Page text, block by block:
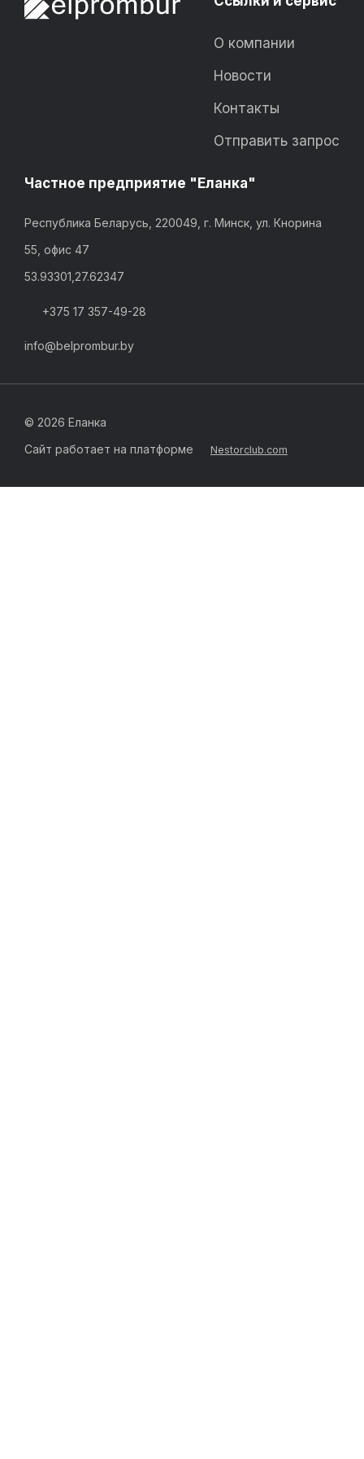
О компании
Новости
Контакты
Отправить запрос
Частное предприятие "Еланка"
Республика Беларусь, 220049, г. Минск, ул. Кнорина
55, офис 47
53.93301,27.62347
+375 17 357-49-28
info@belprombur.by
© 2026 Еланка
Сайт работает на платформе
Nestorclub.com